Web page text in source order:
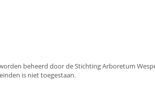
beheerd door de Stichting Arboretum
is niet toegestaan.